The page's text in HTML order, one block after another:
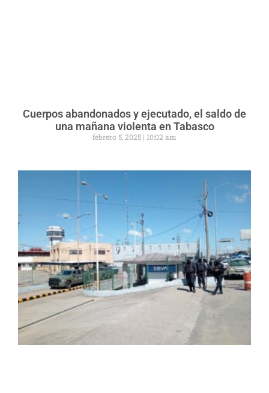
Cuerpos abandonados y ejecutado, el saldo de
una mañana violenta en Tabasco
febrero 5, 2025 10:02 am